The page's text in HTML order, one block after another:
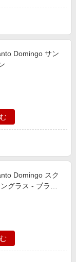
Domingo サン
Domingo スク
グラス - ブラッ